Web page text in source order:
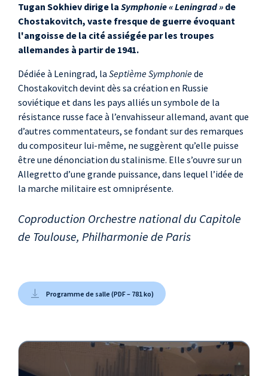
Tugan Sokhiev dirige la Symphonie « Leningrad » de
Chostakovitch, vaste fresque de guerre évoquant
l'angoisse de la cité assiégée par les troupes
allemandes à partir de 1941.
Dédiée à Leningrad, la Septième Symphoniede
Chostakovitch devint dès sa création en Russie
soviétique et dans les pays alliés un symbole de la
résistance russe face à l’envahisseur allemand, avant que
d’autres commentateurs, se fondant sur des remarques
du compositeur lui-même, ne suggèrent qu’elle puisse
être une dénonciation du stalinisme. Elle s’ouvre sur un
Allegretto d’une grande puissance, dans lequel l’idée de
la marche militaire est omniprésente.
Coproduction Orchestre national du Capitole
de Toulouse, Philharmonie de Paris
Programme de salle (PDF – 781 ko)